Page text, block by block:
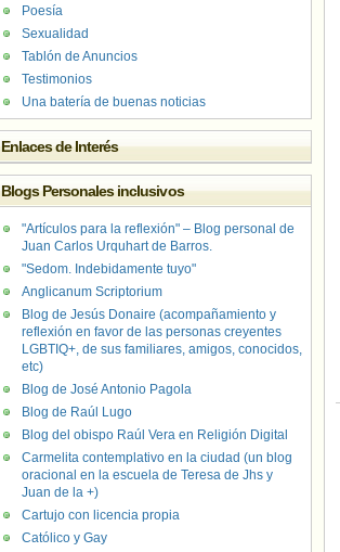
Poesía
Sexualidad
Tablón de Anuncios
Testimonios
Una batería de buenas noticias
Enlaces de Interés
Blogs Personales inclusivos
"Artículos para la reflexión" – Blog personal de
Juan Carlos Urquhart de Barros.
"Sedom. Indebidamente tuyo"
Anglicanum Scriptorium
Blog de Jesús Donaire (acompañamiento y
reflexión en favor de las personas creyentes
LGBTIQ+, de sus familiares, amigos, conocidos,
etc)
Blog de José Antonio Pagola
Blog de Raúl Lugo
Blog del obispo Raúl Vera en Religión Digital
Carmelita contemplativo en la ciudad (un blog
oracional en la escuela de Teresa de Jhs y
Juan de la +)
Cartujo con licencia propia
Católico y Gay